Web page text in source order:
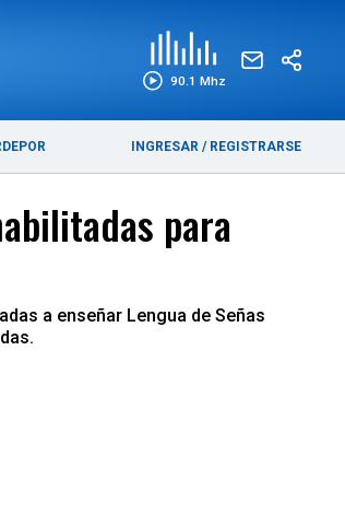
90.1 Mhz
INGRESAR / REGISTRARSE
para
a enseñar Lengua de Señas